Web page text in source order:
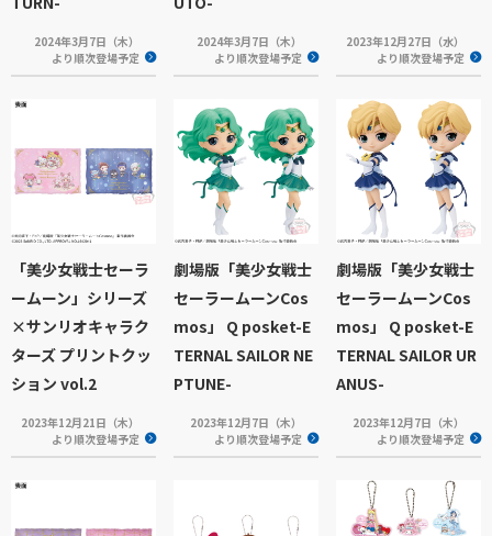
2024年3月7日（木）
より順次登場予定
2024年3月7日（木）
より順次登場予定
2023年12月27日（水）
より順次登場予定
「美少女戦士セーラ
ームーン」シリーズ
×サンリオキャラク
ターズ プリントクッ
ション vol.2
2023年12月21日（木）
より順次登場予定
劇場版「美少女戦士
セーラームーンCos
mos」 Q posket-E
TERNAL SAILOR NE
PTUNE-
2023年12月7日（木）
より順次登場予定
劇場版「美少女戦士
セーラームーンCos
mos」 Q posket-E
TERNAL SAILOR UR
ANUS-
2023年12月7日（木）
より順次登場予定